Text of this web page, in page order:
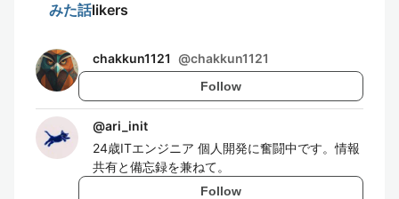
みた話likers
chakkun1121 @chakkun1121
Follow
@ari_init
24歳ITエンジニア 個人開発に奮闘中です。情報
共有と備忘録を兼ねて。
Follow